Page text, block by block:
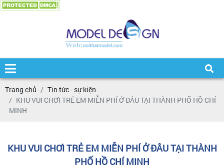
Trang chủ
Tin tức - sự kiện
KHU VUI CHƠI TRẺ EM MIỄN PHÍ Ở ĐÂU TẠI THÀNH PHỐ HỒ CHÍ
MINH
KHU VUI CHƠI TRẺ EM MIỄN PHÍ Ở ĐÂU TẠI THÀNH
PHỐ HỒ CHÍ MINH